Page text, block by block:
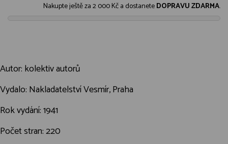
Nakupte ještě za2 000 Kča dostaneteDOPRAVU ZDARMA.
Autor: kolektiv autorů
Vydalo: Nakladatelství Vesmír, Praha
Rok vydání: 1941
Počet stran: 220